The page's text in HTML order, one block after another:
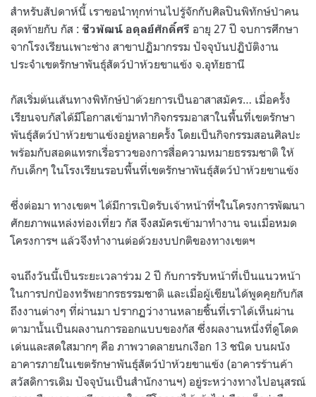
สำหรับสัปดาห์นี้ เราขอนำทุกท่านไปรู้จักกับศิลปินพิทักษ์ป่าคน
สุดท้ายกับ กัส : ชีวพัฒน์ อดุลย์ศักดิ์ศรี อายุ 27 ปี จบการศึกษา
จากโรงเรียนเพาะช่าง สาขาปฏิมากรรม ปัจจุบันปฏิบัติงาน
ประจำเขตรักษาพันธุ์สัตว์ป่าห้วยขาแข้ง จ.อุทัยธานี
กัสเริ่มต้นเส้นทางพิทักษ์ป่าด้วยการเป็นอาสาสมัคร… เมื่อครั้ง
เรียนจบกัสได้มีโอกาสเข้ามาทำกิจกรรมอาสาในพื้นที่เขตรักษา
พันธุ์สัตว์ป่าห้วยขาแข้งอยู่หลายครั้ง โดยเป็นกิจกรรมสอนศิลปะ
พร้อมกับสอดแทรกเรื่อราวของการสื่อความหมายธรรมชาติ ให้
กับเด็กๆ ในโรงเรียนรอบพื้นที่เขตรักษาพันธุ์สัตว์ป่าห้วยขาแข้ง
ซึ่งต่อมา ทางเขตฯ ได้มีการเปิดรับเจ้าหน้าที่ฯในโครงการพัฒนา
ศักยภาพแหล่งท่องเที่ยว กัส จึงสมัครเข้ามาทำงาน จนเมื่อหมด
โครงการฯ แล้วจึงทำงานต่อด้วยงบปกติของทางเขตฯ
จนถึงวันนี้เป็นระยะเวลาร่วม 2 ปี กับการรับหน้าที่เป็นแนวหน้า
ในการปกป้องทรัพยากรธรรมชาติ และเมื่อผู้เขียนได้พูดคุยกับกัส
ถึงงานต่างๆ ที่ผ่านมา ปรากฏว่างานหลายชิ้นที่เราได้เห็นผ่าน
ตามานั้นเป็นผลงานการออกแบบของกัส ซึ่งผลงานหนึ่งที่ดูโดด
เด่นและสดใสมากๆ คือ ภาพวาดลายนกเงือก 13 ชนิด บนผนัง
อาคารภายในเขตรักษาพันธุ์สัตว์ป่าห้วยขาแข้ง (อาคารร้านค้า
สวัสดิการเดิม ปัจจุบันเป็นสำนักงานฯ) อยู่ระหว่างทางไปอนุสรณ์